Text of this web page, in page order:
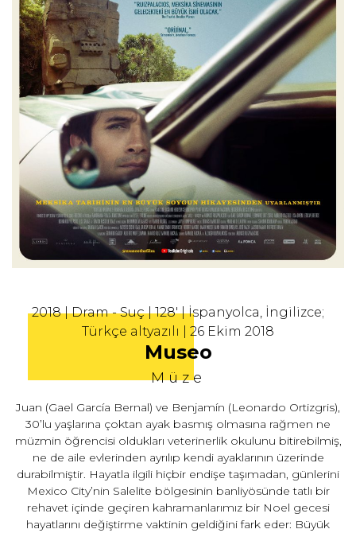
2018 | Dram - Suç | 128' | İspanyolca, İngilizce;
Türkçe altyazılı | 26 Ekim 2018
Museo
Müze
Juan (Gael García Bernal) ve Benjamín (Leonardo Ortizgris),
30’lu yaşlarına çoktan ayak basmış olmasına rağmen ne
müzmin öğrencisi oldukları veterinerlik okulunu bitirebilmiş,
ne de aile evlerinden ayrılıp kendi ayaklarının üzerinde
durabilmiştir. Hayatla ilgili hiçbir endişe taşımadan, günlerini
Mexico City’nin Salelite bölgesinin banliyösünde tatlı bir
rehavet içinde geçiren kahramanlarımız bir Noel gecesi
hayatlarını değiştirme vaktinin geldiğini fark eder: Büyük